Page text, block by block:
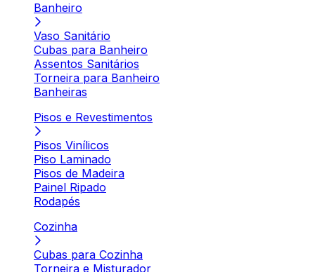
Banheiro
Vaso Sanitário
Cubas para Banheiro
Assentos Sanitários
Torneira para Banheiro
Banheiras
Pisos e Revestimentos
Pisos Vinílicos
Piso Laminado
Pisos de Madeira
Painel Ripado
Rodapés
Cozinha
Cubas para Cozinha
Torneira e Misturador